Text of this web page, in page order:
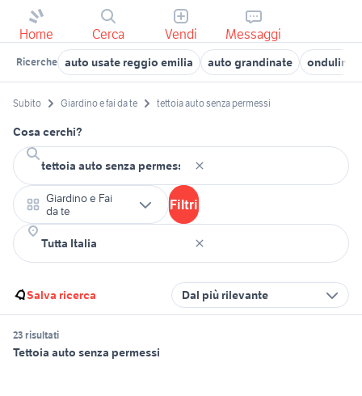
Home Cerca Vendi Messaggi
Ricerche auto usate reggio emilia auto grandinate onduline
Subito Giardino e fai da te tettoia auto senza permessi
Cosa cerchi?
Giardino e Fai
da te
Filtri
Salva ricerca Dal più rilevante
23 risultati
Tettoia auto senza permessi